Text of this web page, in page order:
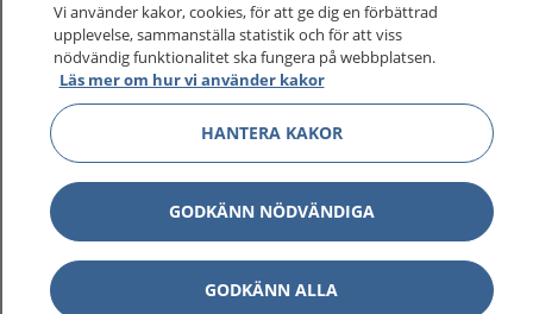
Vi använder kakor, cookies, för att ge dig en förbättrad
upplevelse, sammanställa statistik och för att viss
nödvändig funktionalitet ska fungera på webbplatsen.
Läs mer om hur vi använder kakor
HANTERA KAKOR
GODKÄNN NÖDVÄNDIGA
GODKÄNN ALLA